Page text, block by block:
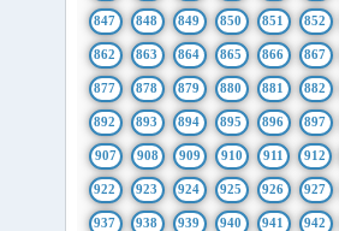
847 848 849 850 851 852
862 863 864 865 866 867
877 878 879 880 881 882
892 893 894 895 896 897
907 908 909 910 911 912
922 923 924 925 926 927
937 938 939 940 941 942